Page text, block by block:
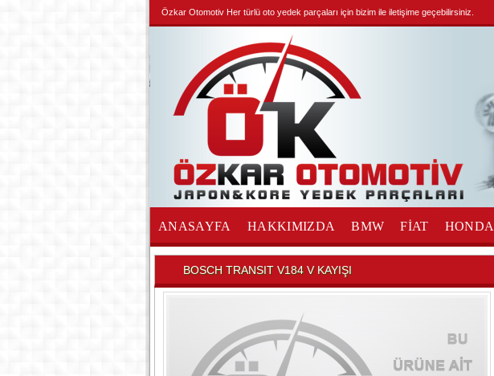
Özkar Otomotiv Her türlü oto yedek parçaları için bizim ile iletişime geçebilirsiniz.
ANASAYFA HAKKIMIZDA BMW FİAT HONDA
İLETİŞİM
BOSCH TRANSIT V184 V KAYIŞI